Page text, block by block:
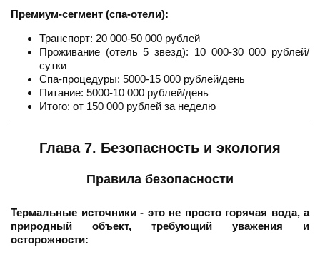
Премиум-сегмент (спа-отели):
Транспорт: 20 000-50 000 рублей
Проживание (отель 5 звезд): 10 000-30 000 рублей/
сутки
Спа-процедуры: 5000-15 000 рублей/день
Питание: 5000-10 000 рублей/день
Итого: от 150 000 рублей за неделю
Глава 7. Безопасность и экология
Правила безопасности
Термальные источники - это не просто горячая вода, а
природный объект, требующий уважения и
осторожности: